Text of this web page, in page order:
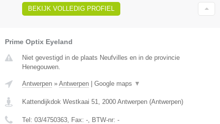
BEKIJK VOLLEDIG PROFIEL
Prime Optix Eyeland
Niet gevestigd in de plaats Neufvilles en in de provincie
Henegouwen.
Antwerpen » Antwerpen Google maps ▼
Kattendijkdok Westkaai 51 2000 Antwerpen (Antwerpen)
Tel: 03/4750363 , Fax: - , BTW-nr: -